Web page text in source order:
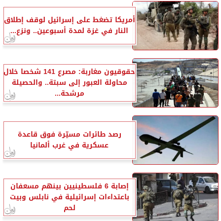
أمريكا تضغط على إسرائيل لوقف إطلاق
النار في غزة لمدة أسبوعين.. ونزع...
حقوقيون مغاربة: مصرع 141 شخصا خلال
محاولة العبور إلى سبتة.. والحصيلة
مرشحة...
رصد طائرات مسيّرة فوق قاعدة
عسكرية في غرب ألمانيا
إصابة 6 فلسطينيين بينهم مسعفان
باعتداءات إسرائيلية في نابلس وبيت
لحم